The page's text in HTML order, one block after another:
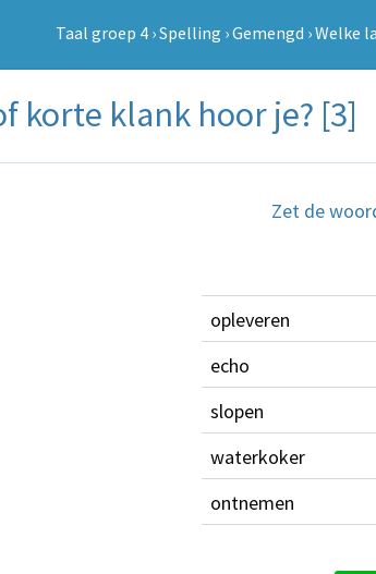
Taal groep 4 ›Spelling ›Gemengd ›Welke
korte klank hoor je? [3]
Zet de
opleveren
echo
slopen
waterkoker
ontnemen